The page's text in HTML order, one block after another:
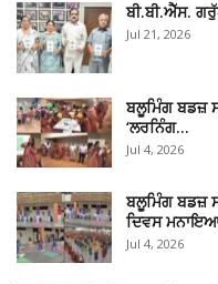
ਬੀ.ਬੀ.ਐੱਸ.
Jul 21, 2026
ਬਲੂਮਿੰਗ ਬਡਜ਼
‘ਲਰਨਿੰਗ…
Jul 4, 2026
ਬਲੂਮਿੰਗ ਬਡਜ਼
ਦਿਵਸ
Jul 4, 2026